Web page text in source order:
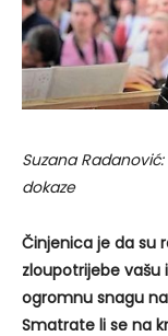
Suzana
dokaze
Činjenica je da su
zloupotrijebe vašu
ogromnu snagu
Smatrate li se na